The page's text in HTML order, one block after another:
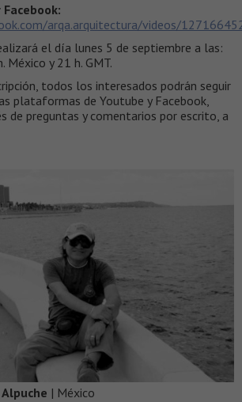
arqa.arquitectura/videos/
el día lunes 5 de septiembre a las:
México y 21 h. GMT.
todos los interesados podrán seguir
plataformas de Youtube y Facebook,
de preguntas y comentarios por escrito, a
| México